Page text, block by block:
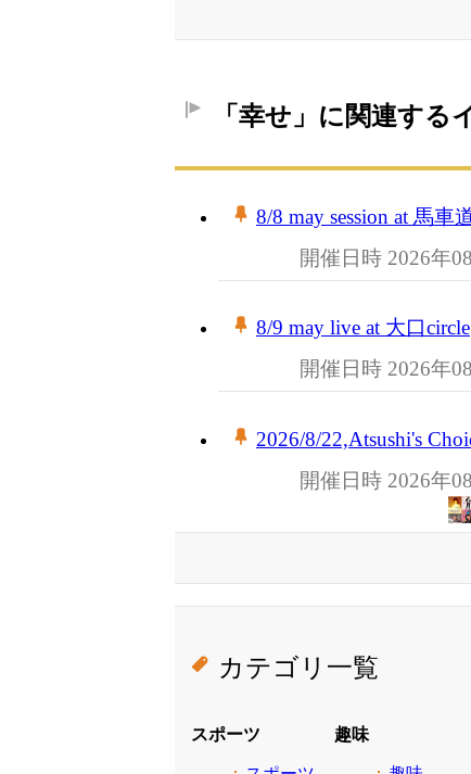
「幸せ」に関連する
8/8 may session at 馬車
開催日時 2026年
8/9 may live at 大口circle
開催日時 2026年
2026/8/22,Atsushi's
開催日時 2026年
カテゴリ一覧
スポーツ 趣味